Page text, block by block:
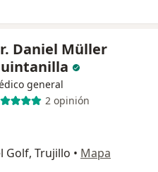
Daniel Müller
general
2 opinión
Golf, Trujillo • Mapa